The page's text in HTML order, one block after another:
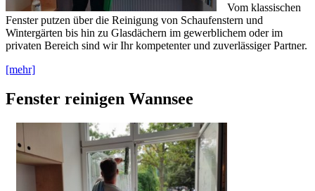
Vom klassischen
Fenster putzen über die Reinigung von Schaufenstern und
Wintergärten bis hin zu Glasdächern im gewerblichem oder im
privaten Bereich sind wir Ihr kompetenter und zuverlässiger Partner.
[mehr]
Fenster reinigen Wannsee